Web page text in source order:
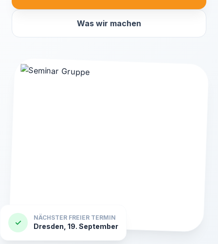
Was wir machen
✓
NÄCHSTER FREIER TERMIN
Dresden, 19. September